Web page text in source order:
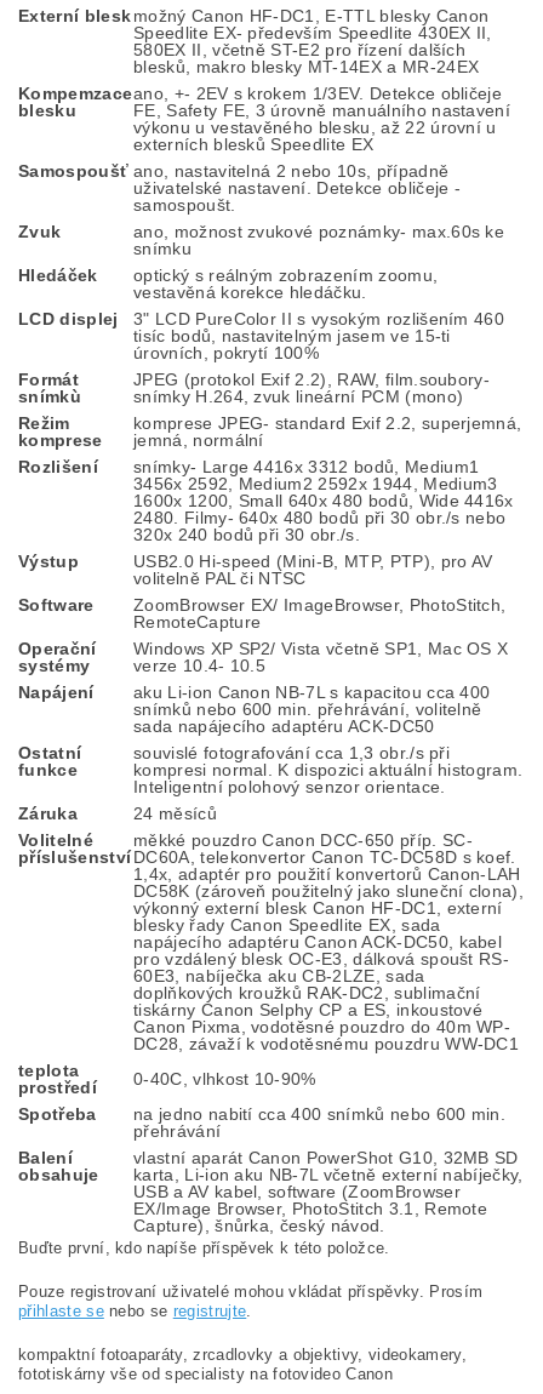
Externí bleskmožný Canon HF-DC1, E-TTL blesky Canon
Speedlite EX- především Speedlite 430EX II,
580EX II, včetně ST-E2 pro řízení dalších
blesků, makro blesky MT-14EX a MR-24EX
Kompemzace
blesku
ano, +- 2EV s krokem 1/3EV. Detekce obličeje
FE, Safety FE, 3 úrovně manuálního nastavení
výkonu u vestavěného blesku, až 22 úrovní u
externích blesků Speedlite EX
Samospoušť ano, nastavitelná 2 nebo 10s, případně
uživatelské nastavení. Detekce obličeje -
samospoušt.
Zvuk
ano, možnost zvukové poznámky- max.60s ke
snímku
Hledáček
optický s reálným zobrazením zoomu,
vestavěná korekce hledáčku.
LCD displej
3" LCD PureColor II s vysokým rozlišením 460
tisíc bodů, nastavitelným jasem ve 15-ti
úrovních, pokrytí 100%
Formát
snímkù
JPEG (protokol Exif 2.2), RAW, film.soubory-
snímky H.264, zvuk lineární PCM (mono)
Režim
komprese
komprese JPEG- standard Exif 2.2, superjemná,
jemná, normální
Rozlišení
snímky- Large 4416x 3312 bodů, Medium1
3456x 2592, Medium2 2592x 1944, Medium3
1600x 1200, Small 640x 480 bodů, Wide 4416x
2480. Filmy- 640x 480 bodů při 30 obr./s nebo
320x 240 bodů při 30 obr./s.
Výstup
USB2.0 Hi-speed (Mini-B, MTP, PTP), pro AV
volitelně PAL či NTSC
Software
ZoomBrowser EX/ ImageBrowser, PhotoStitch,
RemoteCapture
Operační
systémy
Windows XP SP2/ Vista včetně SP1, Mac OS X
verze 10.4- 10.5
Napájení
aku Li-ion Canon NB-7L s kapacitou cca 400
snímků nebo 600 min. přehrávání, volitelně
sada napájecího adaptéru ACK-DC50
Ostatní
funkce
souvislé fotografování cca 1,3 obr./s při
kompresi normal. K dispozici aktuální histogram.
Inteligentní polohový senzor orientace.
Záruka
24 měsíců
Volitelné
příslušenství
měkké pouzdro Canon DCC-650 příp. SC-
DC60A, telekonvertor Canon TC-DC58D s koef.
1,4x, adaptér pro použití konvertorů Canon-LAH
DC58K (zároveň použitelný jako sluneční clona),
výkonný externí blesk Canon HF-DC1, externí
blesky řady Canon Speedlite EX, sada
napájecího adaptéru Canon ACK-DC50, kabel
pro vzdálený blesk OC-E3, dálková spoušt RS-
60E3, nabíječka aku CB-2LZE, sada
doplňkových kroužků RAK-DC2, sublimační
tiskárny Canon Selphy CP a ES, inkoustové
Canon Pixma, vodotěsné pouzdro do 40m WP-
DC28, závaží k vodotěsnému pouzdru WW-DC1
teplota
prostředí
0-40C, vlhkost 10-90%
Spotřeba
na jedno nabití cca 400 snímků nebo 600 min.
přehrávání
Balení
obsahuje
vlastní aparát Canon PowerShot G10, 32MB SD
karta, Li-ion aku NB-7L včetně externí nabíječky,
USB a AV kabel, software (ZoomBrowser
EX/Image Browser, PhotoStitch 3.1, Remote
Capture), šnůrka, český návod.
Buďte první, kdo napíše příspěvek k této položce.
Pouze registrovaní uživatelé mohou vkládat příspěvky. Prosím
přihlaste senebo se registrujte
kompaktní fotoaparáty, zrcadlovky a objektivy, videokamery,
fototiskárny vše od specialisty na fotovideo Canon